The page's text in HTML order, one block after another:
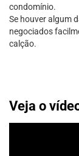
condomínio.
Se houver algum
negociados
calção.
Veja o